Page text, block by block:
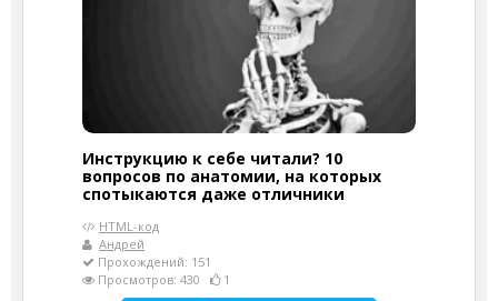
Инструкцию к себе читали? 10
вопросов по анатомии, на которых
спотыкаются даже отличники
HTML-код
Андрей
Прохождений: 151
Просмотров: 430
1